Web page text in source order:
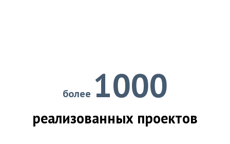
более 1000
реализованных проектов